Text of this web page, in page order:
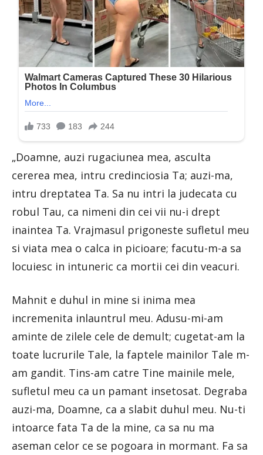
„Doamne, auzi rugaciunea mea, asculta
cererea mea, intru credinciosia Ta; auzi-ma,
intru dreptatea Ta. Sa nu intri la judecata cu
robul Tau, ca nimeni din cei vii nu-i drept
inaintea Ta. Vrajmasul prigoneste sufletul meu
si viata mea o calca in picioare; facutu-m-a sa
locuiesc in intuneric ca mortii cei din veacuri.
Mahnit e duhul in mine si inima mea
incremenita inlauntrul meu. Adusu-mi-am
aminte de zilele cele de demult; cugetat-am la
toate lucrurile Tale, la faptele mainilor Tale m-
am gandit. Tins-am catre Tine mainile mele,
sufletul meu ca un pamant insetosat. Degraba
auzi-ma, Doamne, ca a slabit duhul meu. Nu-ti
intoarce fata Ta de la mine, ca sa nu ma
aseman celor ce se pogoara in mormant. Fa sa